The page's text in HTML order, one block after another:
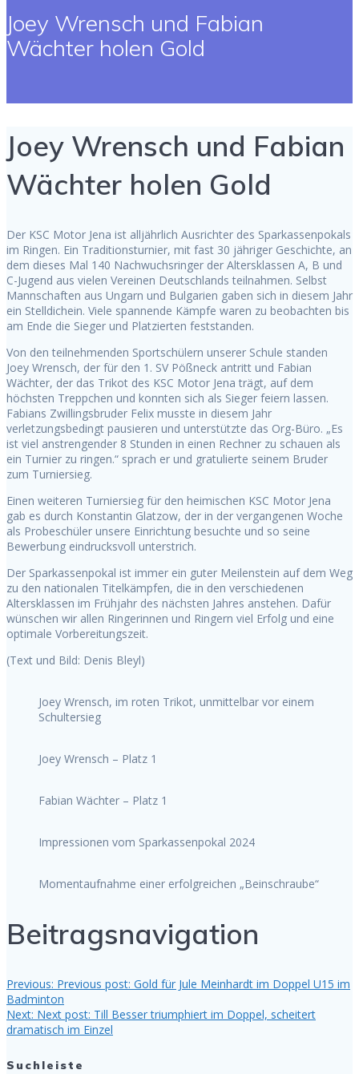
Joey Wrensch und Fabian
Wächter holen Gold
Joey Wrensch und Fabian
Wächter holen Gold
Der KSC Motor Jena ist alljährlich Ausrichter des Sparkassenpokals
im Ringen. Ein Traditionsturnier, mit fast 30 jähriger Geschichte, an
dem dieses Mal 140 Nachwuchsringer der Altersklassen A, B und
C-Jugend aus vielen Vereinen Deutschlands teilnahmen. Selbst
Mannschaften aus Ungarn und Bulgarien gaben sich in diesem Jahr
ein Stelldichein. Viele spannende Kämpfe waren zu beobachten bis
am Ende die Sieger und Platzierten feststanden.
Von den teilnehmenden Sportschülern unserer Schule standen
Joey Wrensch, der für den 1. SV Pößneck antritt und Fabian
Wächter, der das Trikot des KSC Motor Jena trägt, auf dem
höchsten Treppchen und konnten sich als Sieger feiern lassen.
Fabians Zwillingsbruder Felix musste in diesem Jahr
verletzungsbedingt pausieren und unterstützte das Org-Büro. „Es
ist viel anstrengender 8 Stunden in einen Rechner zu schauen als
ein Turnier zu ringen.“ sprach er und gratulierte seinem Bruder
zum Turniersieg.
Einen weiteren Turniersieg für den heimischen KSC Motor Jena
gab es durch Konstantin Glatzow, der in der vergangenen Woche
als Probeschüler unsere Einrichtung besuchte und so seine
Bewerbung eindrucksvoll unterstrich.
Der Sparkassenpokal ist immer ein guter Meilenstein auf dem Weg
zu den nationalen Titelkämpfen, die in den verschiedenen
Altersklassen im Frühjahr des nächsten Jahres anstehen. Dafür
wünschen wir allen Ringerinnen und Ringern viel Erfolg und eine
optimale Vorbereitungszeit.
(Text und Bild: Denis Bleyl)
Joey Wrensch, im roten Trikot, unmittelbar vor einem
Schultersieg
Joey Wrensch – Platz 1
Fabian Wächter – Platz 1
Impressionen vom Sparkassenpokal 2024
Momentaufnahme einer erfolgreichen „Beinschraube“
Beitragsnavigation
Previous: Previous post: Gold für Jule Meinhardt im Doppel U15 im
Badminton
Next: Next post: Till Besser triumphiert im Doppel, scheitert
dramatisch im Einzel
Suchleiste